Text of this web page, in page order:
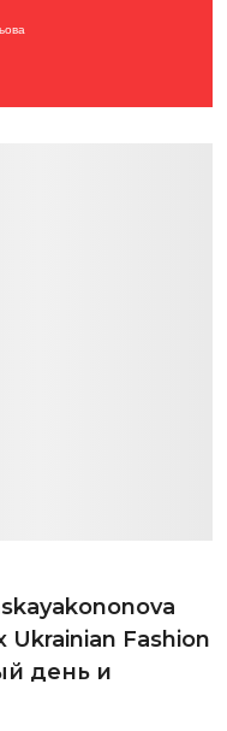
Ukrainian Fashion
день и